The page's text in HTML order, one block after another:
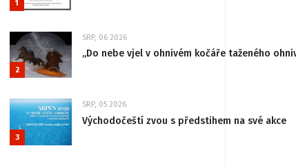
1
2
SRP, 06 2026
„Do nebe vjel v ohnivém kočáře taženého
3
SRP, 05 2026
Východočeští zvou s předstihem na své akce